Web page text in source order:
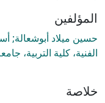
المؤلفين
حسين ميلاد أبوشعالة;
الفنية، كلية التربية،
خلاصة